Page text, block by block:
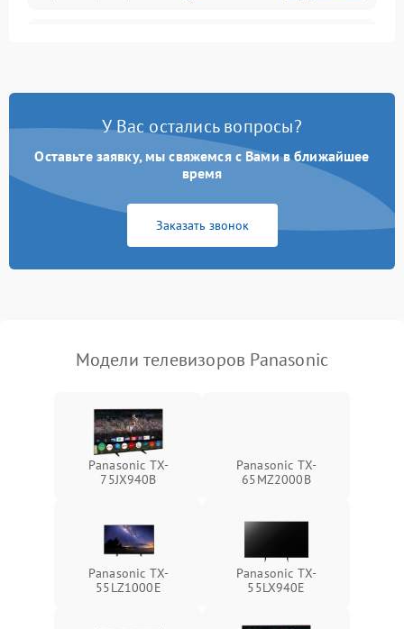
Сеть и подключения
Аудио
Сетевая
У Вас остались вопросы?
Оставьте заявку, мы свяжемся с Вами в ближайшее
время
Заказать звонок
Модели телевизоров Panasonic
Panasonic TX-
75JX940B
Panasonic TX-
65MZ2000B
Panasonic TX-
55LZ1000E
Panasonic TX-
55LX940E